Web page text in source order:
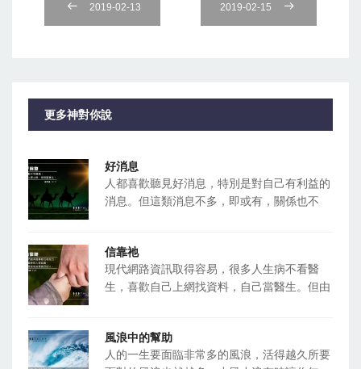
2019-02-13 2019-02-15
更多神對你說
好消息
人都喜歡聽見好消息，特別是對自己有利益的
消息。但這類消息不多，即或有，關係也不
信靠祂
現代網路資訊取得容易，很多人生病不看醫
生，喜歡自己上網找資料，自己當醫生。但由
風浪中的幫助
人的一生要面臨非常多的風浪，活得越久所要